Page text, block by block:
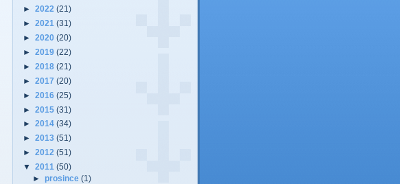
► 2022 (21)
► 2021 (31)
► 2020 (20)
► 2019 (22)
► 2018 (21)
► 2017 (20)
► 2016 (25)
► 2015 (31)
► 2014 (34)
► 2013 (51)
► 2012 (51)
▼ 2011 (50)
►prosince(1)